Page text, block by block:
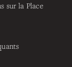
sur la Place